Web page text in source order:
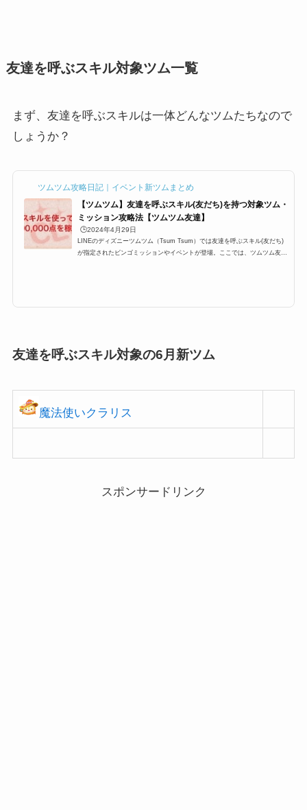
友達を呼ぶスキル対象ツム一覧
まず、友達を呼ぶスキルは一体どんなツムたちなので
しょうか？
ツムツム攻略日記｜イベント新ツムまとめ
【ツムツム】友達を呼ぶスキル(友だち)を持つ対象ツム・
ミッション攻略法【ツムツム友達】
🕒️2024年4月29日
LINEのディズニーツムツム（Tsum Tsum）では友達を呼ぶスキル(友だち)
が指定されたビンゴミッションやイベントが登場。ここでは、ツムツム友達
友達を呼ぶスキル対象の6月新ツム
魔法使いクラリス
スポンサードリンク